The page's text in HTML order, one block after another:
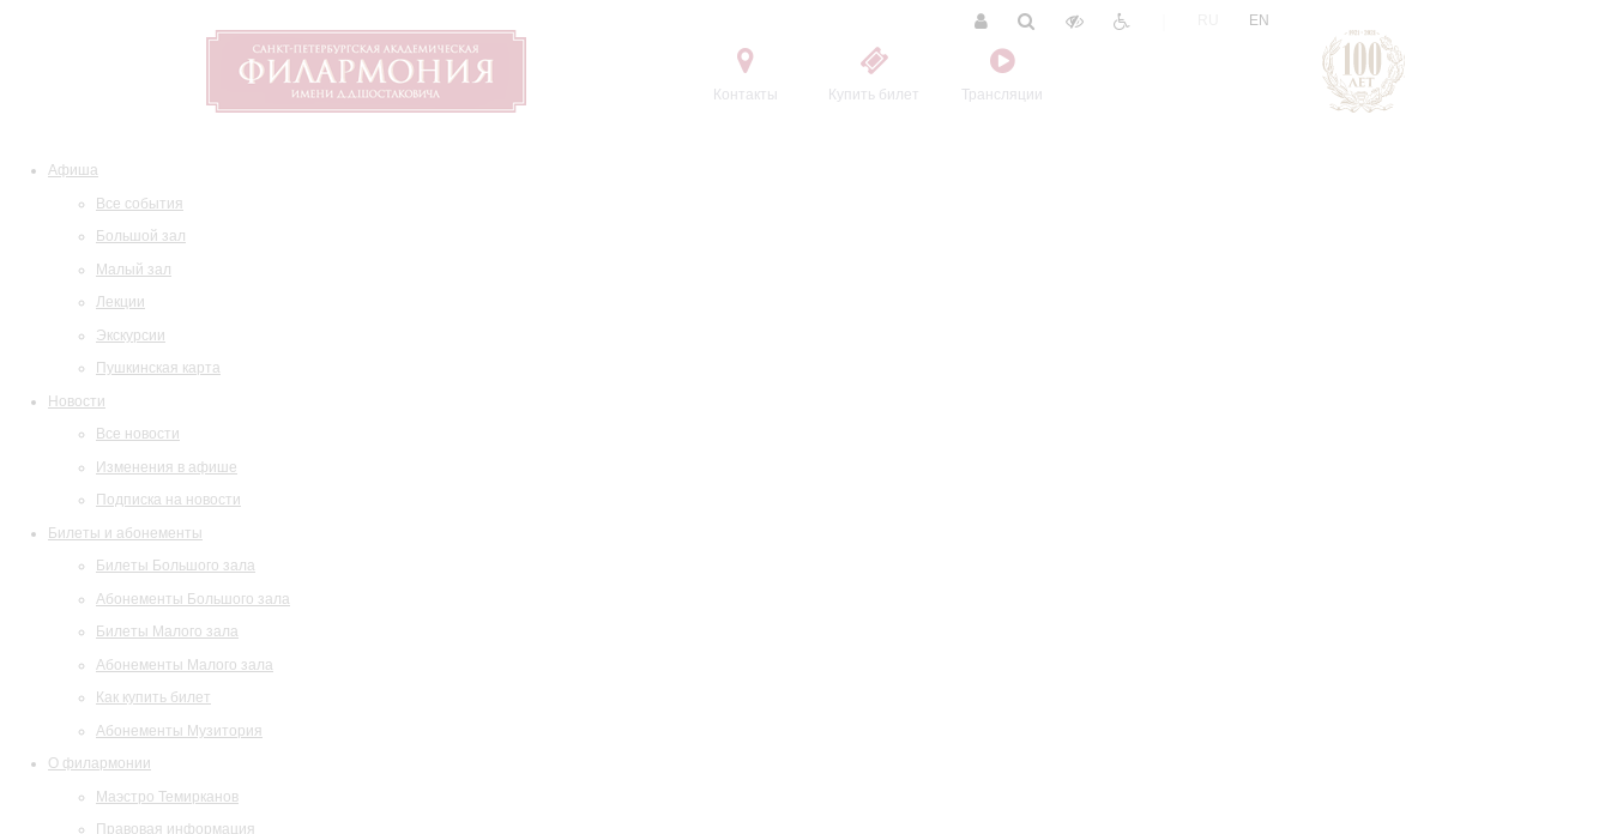
Контакты Купить билет Трансляции
EN
Афиша
Все события
Большой зал
Малый зал
Лекции
Экскурсии
Пушкинская карта
Новости
Все новости
Изменения в афише
Подписка на новости
Билеты и абонементы
Билеты Большого зала
Абонементы Большого зала
Билеты Малого зала
Абонементы Малого зала
Как купить билет
Абонементы Музитория
О филармонии
Маэстро Темирканов
Правовая информация